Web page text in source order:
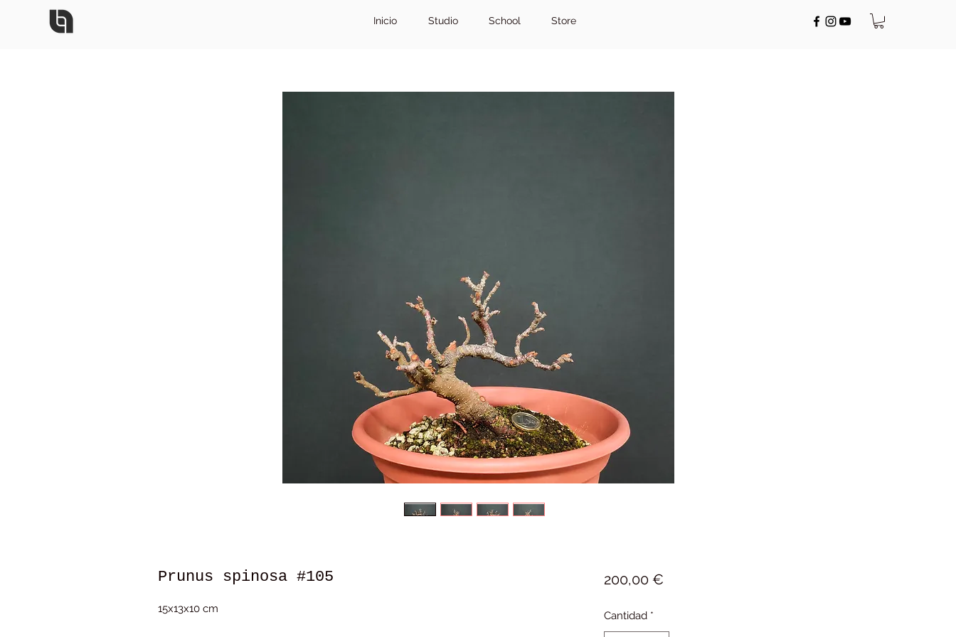
Inicio Studio School Store
Prunus spinosa #105
15x13x10 cm
200,00 €Precio
Cantidad *